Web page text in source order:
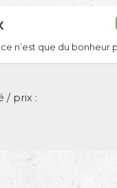
n’est que du bonheur
/ prix :